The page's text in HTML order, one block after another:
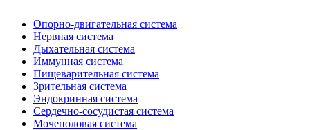
Опорно-двигательная система
Нервная система
Дыхательная система
Иммунная система
Пищеварительная система
Зрительная система
Эндокринная система
Сердечно-сосудистая система
Мочеполовая система